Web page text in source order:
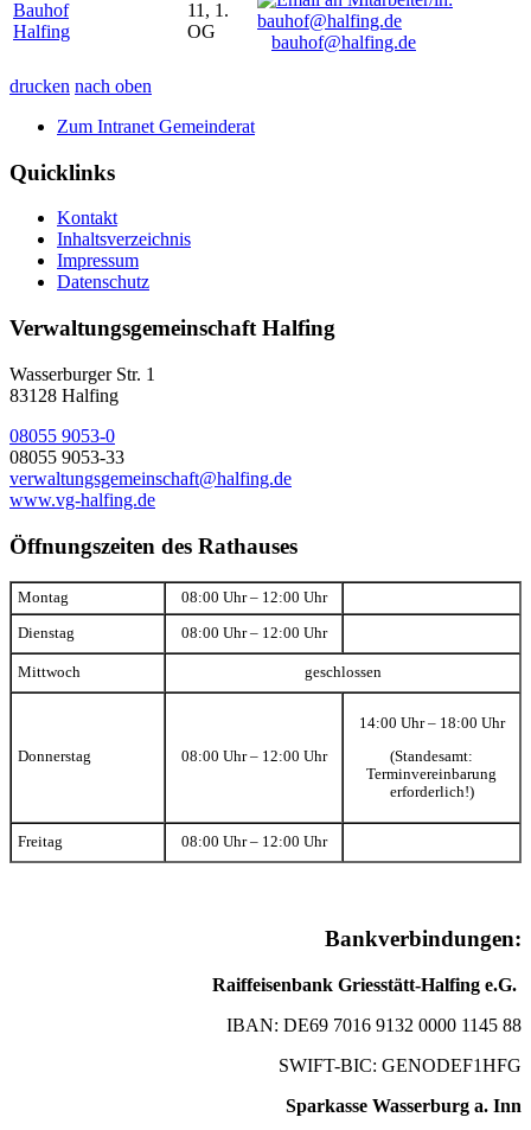
Bauhof
Halfing
11, 1.
OG
bauhof@halfing.de
drucken nach oben
Zum Intranet Gemeinderat
Quicklinks
Kontakt
Inhaltsverzeichnis
Impressum
Datenschutz
Verwaltungsgemeinschaft Halfing
Wasserburger Str. 1
83128 Halfing
08055 9053-0
08055 9053-33
verwaltungsgemeinschaft@halfing.de
www.vg-halfing.de
Öffnungszeiten des Rathauses
Montag 08:00 Uhr – 12:00 Uhr
Dienstag 08:00 Uhr – 12:00 Uhr
Mittwoch geschlossen
Donnerstag 08:00 Uhr – 12:00 Uhr
14:00 Uhr – 18:00 Uhr
(Standesamt:
Terminvereinbarung
erforderlich!)
Freitag 08:00 Uhr – 12:00 Uhr
Bankverbindungen:
Raiffeisenbank Griesstätt-Halfing e.G.
IBAN: DE69 7016 9132 0000 1145 88
SWIFT-BIC: GENODEF1HFG
Sparkasse Wasserburg a. Inn